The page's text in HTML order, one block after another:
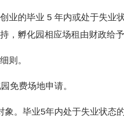
的毕业 5 年内或处于失业状
，孵化园相应场租由财政给
则。
费场地申请。
。毕业5年内处于失业状态